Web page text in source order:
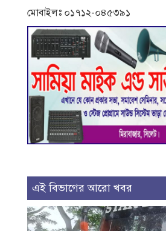
মোবাইলঃ ০১৭১২-০৪৫৩৯১
এই বিভাগের আরো খবর